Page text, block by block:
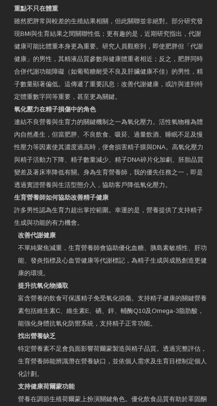
重點不只在體重
雖然肥胖常與較差的生殖結果相關，但此關聯並非絕對。部分研究發
現BMI與生育結果之間關聯性低；更有趣的是，近期研究指出，代謝
健康可能比體重本身更為重要。研究人員觀察到，即使肥胖但「代謝
健康」的男性，其精液品質參數與健康體重者相近；反之，肥胖同時
合併代謝功能障礙（如葡萄糖耐受不良及肝臟健康不佳）的男性，精
子數量顯著偏低。這傳遞了重要訊息：改善代謝健康，或許與達到特
定體重數字同等重要，甚至更為關鍵。
氧化壓力在精子損傷中的角色
連結不良營養與生育力的關鍵機制之一為氧化壓力。活性氧物種為體
內自然產生，但當肥胖、不良飲食、吸菸、過量飲酒、睡眠不足及慢
性壓力等因素使其濃度過高時，便會損害精子膜與DNA。高氧化壓力
與精子活動力下降、精子數量減少、精子DNA碎片化加劇、胚胎品質
變差及著床率降低有關。身為生育營養師，我的優先任務之一，即是
透過實證營養與生活型態介入，協助客戶降低氧化壓力。
生育營養師如何協助改善精子健康
許多男性認為生育力超出掌控範圍。幸運的是，營養提供了支持精子
生成與功能的有力機會。
改善代謝健康
不單純聚焦減重，生育營養師會協助優化血糖、胰島素敏感性、肝功
能、發炎指標及心血管健康等代謝標記，為精子生成與成熟創造更健
康的環境。
提升抗氧化物攝取
富含營養的飲食可保護精子免受氧化損傷。支持精子健康的關鍵營養
素包括維生素C、維生素E、硒、鋅、輔酶Q10及Omega-3脂肪酸，
能強化身體抗氧化防禦系統，支持精子正常功能。
找出營養缺乏
特定營養素不足會負面影響荷爾蒙製造與精子品質。透過完整評估，
生育營養師能辨識潛在營養缺口，並依個人需求及生育目標制定個人
化計劃。
支持健康荷爾蒙功能
營養在調節生殖荷爾蒙上扮演關鍵角色。優化飲食品質有助於睪固酮